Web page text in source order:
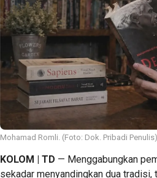
Mohamad Romli. (Foto: Dok. Pribadi Penulis)
KOLOM | TD — Menggabungkan
sekadar menyandingkan dua